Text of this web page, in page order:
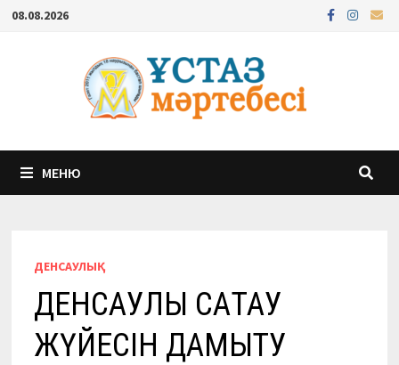
Перейти
содержимому
08.08.2026
МЕНЮ
ДЕНСАУЛЫҚ
ДЕНСАУЛЫҚ САҚТАУ
ЖҮЙЕСІН ДАМЫТУ